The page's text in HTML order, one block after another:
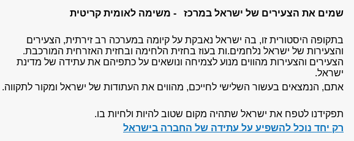
שמים את הצעירים של ישראל במרכז - משימה לאומית קריטית
בתקופה היסטורית זו, בה ישראל נאבקת על קיומה במערכה רב זירתית, הצעירים
והצעירות של ישראל נלחמים.ות בעוז בחזית הלחימה ובחזית האזרחית המורכבת.
הצעירים והצעירות מהווים מנוע לצמיחה ונושאים על כתפיהם את עתידה של מדינת
ישראל.
אתם, הנמצאים בעשור השלישי לחייכם, מהווים את העתודות של ישראל ומקור לתקווה.
תפקידנו לטפח את ישראל שתהיה מקום שטוב להיות ולחיות בו.
רק יחד נוכל להשפיע על עתידה של החברה בישראל